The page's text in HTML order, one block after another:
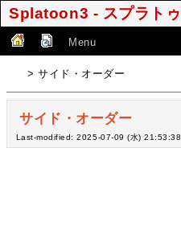
Menu
> サイド・オーダー
サイド・オーダー
Last-modified: 2025-07-09 (水) 21:53:38